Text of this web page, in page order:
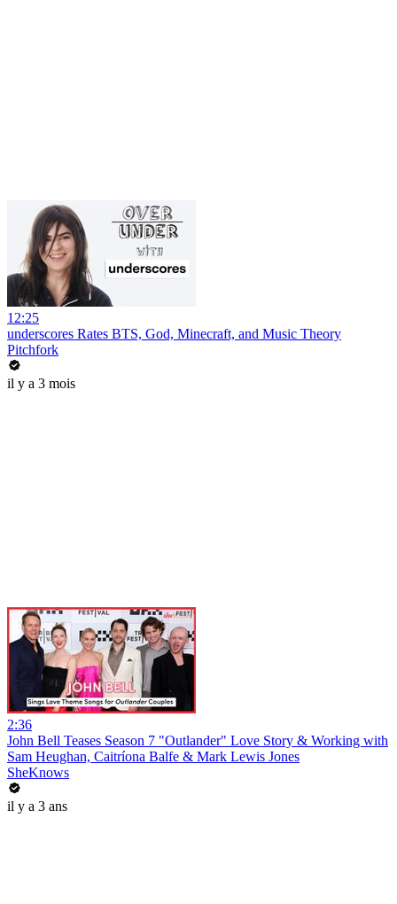
12:25
underscores Rates BTS, God, Minecraft, and Music Theory
Pitchfork
il y a 3 mois
2:36
John Bell Teases Season 7 "Outlander" Love Story & Working with
Sam Heughan, Caitríona Balfe & Mark Lewis Jones
SheKnows
il y a 3 ans